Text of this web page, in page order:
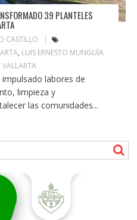
39 PLANTELES
CASTILLO
, LUIS ERNESTO MUNGUÍA
VALLARTA
labores de
limpieza y
las comunidades...